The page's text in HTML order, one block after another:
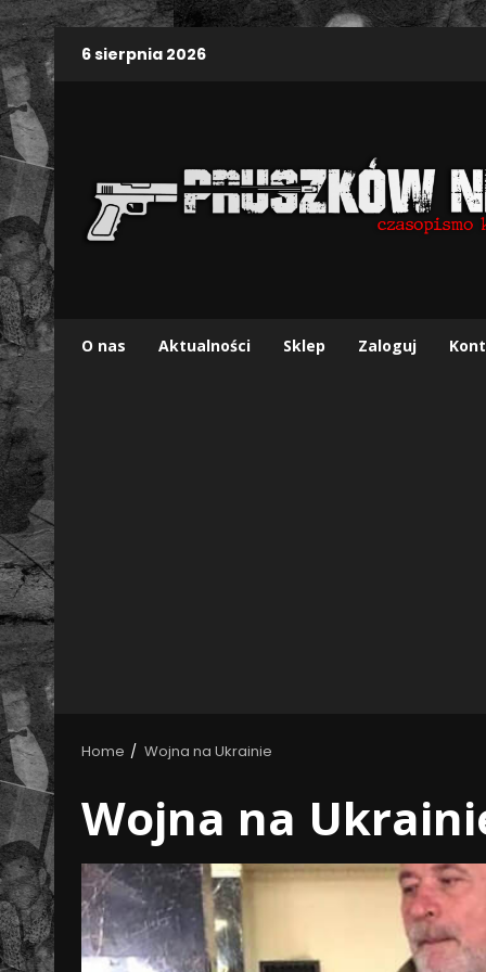
6 sierpnia 2026
O nas Aktualności Sklep Zaloguj
Home Wojna na Ukrainie
Wojna na